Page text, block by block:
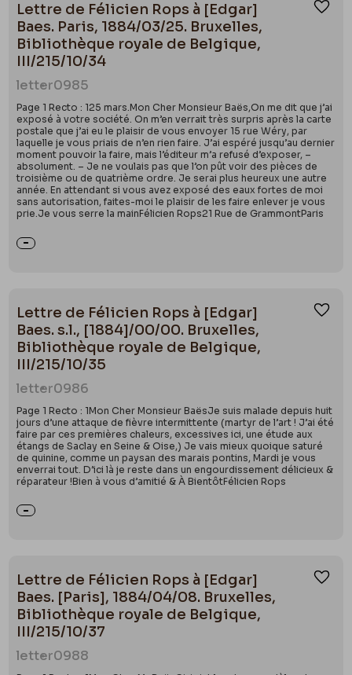
Lettre de Félicien Rops à [Edgar]
Baes. Paris, 1884/03/25. Bruxelles,
Bibliothèque royale de Belgique,
III/215/10/34
letter0985
Page 1 Recto : 125 mars.Mon Cher Monsieur Baës,On me dit que j’ai
exposé à votre société. On m’en verrait très surpris après la carte
postale que j’ai eu le plaisir de vous envoyer 15 rue Wéry, par
laquelle je vous priais de n’en rien faire. J’ai espéré jusqu’au dernier
moment pouvoir la faire, mais l’éditeur m’a refusé d’exposer, –
absolument. – Je ne voulais pas que l’on pût voir des pièces de
troisième ou de quatrième ordre. Je serai plus heureux une autre
année. En attendant si vous avez exposé des eaux fortes de moi
sans autorisation, faites-moi le plaisir de les faire enlever je vous
prie.Je vous serre la mainFélicien Rops21 Rue de GrammontParis
Lettre de Félicien Rops à [Edgar]
Baes. s.l., [1884]/00/00. Bruxelles,
Bibliothèque royale de Belgique,
III/215/10/35
letter0986
Page 1 Recto : 1Mon Cher Monsieur BaësJe suis malade depuis huit
jours d’une attaque de fièvre intermittente (martyr de l’art ! J’ai été
faire par ces premières chaleurs, excessives ici, une étude aux
étangs de Saclay en Seine & Oise,) Je vais mieux quoique saturé
de quinine, comme un paysan des marais pontins, Mardi je vous
enverrai tout. D’ici là je reste dans un engourdissement délicieux &
réparateur !Bien à vous d’amitié & À BientôtFélicien Rops
Lettre de Félicien Rops à [Edgar]
Baes. [Paris], 1884/04/08. Bruxelles,
Bibliothèque royale de Belgique,
III/215/10/37
letter0988